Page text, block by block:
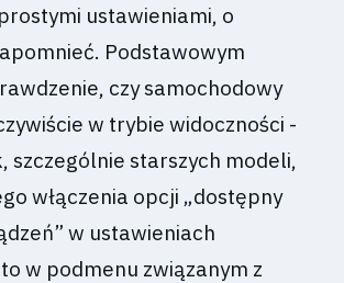
ustawieniami, o
Podstawowym
czy samochodowy
w trybie widoczności -
szczególnie starszych modeli,
włączenia opcji „dostępny
w ustawieniach
w podmenu związanym z